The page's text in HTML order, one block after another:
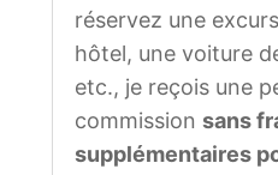
réservez une
hôtel, une voiture
etc., je reçois une
commission sans
supplémentaires